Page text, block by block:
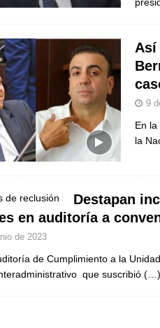
Así
9
En
la
Destapan
en auditoría a
de 2023
de Cumplimiento a la
que suscribió (…)